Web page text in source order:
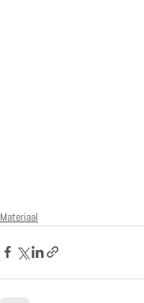
Materiaal